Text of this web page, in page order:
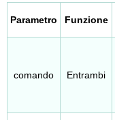
Parametro Funzione
comando Entrambi